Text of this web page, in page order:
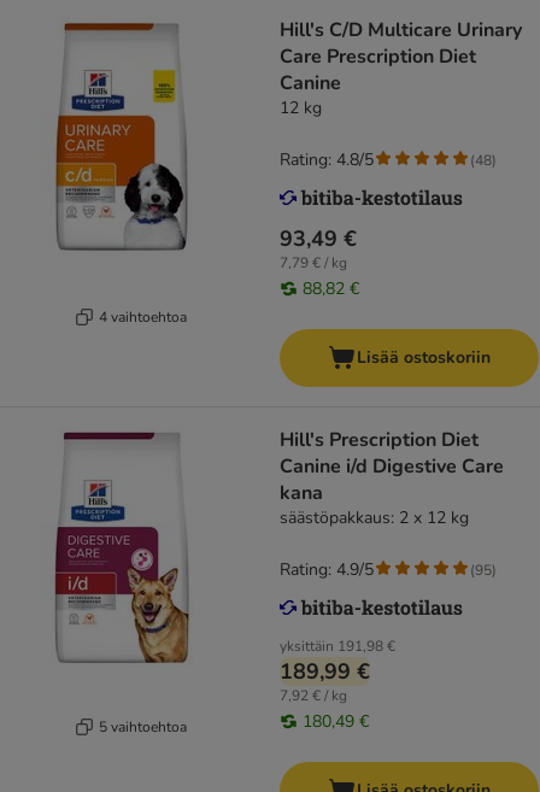
4 vaihtoehtoa
Hill's C/D Multicare Urinary
Care Prescription Diet
Canine
12 kg
93,49 €
7,79 € / kg
88,82 €
Rating: 4.8/5 (48)
Lisää ostoskoriin
5 vaihtoehtoa
Hill's Prescription Diet
Canine i/d Digestive Care
kana
säästöpakkaus: 2 x 12 kg
yksittäin 191,98 €
189,99 €
7,92 € / kg
180,49 €
Rating: 4.9/5 (95)